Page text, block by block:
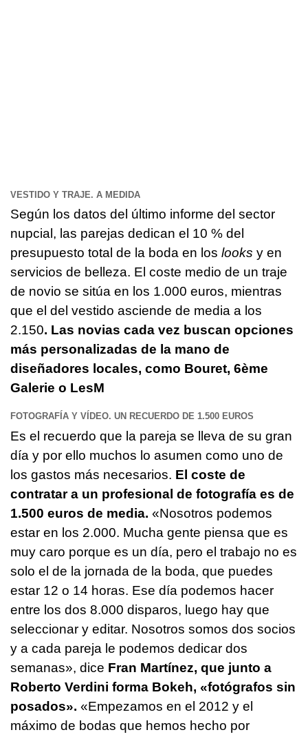
VESTIDO Y TRAJE. A MEDIDA
Según los datos del último informe del sector
nupcial, las parejas dedican el 10 % del
presupuesto total de la boda en los looks y en
servicios de belleza. El coste medio de un traje
de novio se sitúa en los 1.000 euros, mientras
que el del vestido asciende de media a los
2.150. Las novias cada vez buscan opciones
más personalizadas de la mano de
diseñadores locales, como Bouret, 6ème
Galerie o LesM
FOTOGRAFÍA Y VÍDEO. UN RECUERDO DE 1.500 EUROS
Es el recuerdo que la pareja se lleva de su gran
día y por ello muchos lo asumen como uno de
los gastos más necesarios. El coste de
contratar a un profesional de fotografía es de
1.500 euros de media. «Nosotros podemos
estar en los 2.000. Mucha gente piensa que es
muy caro porque es un día, pero el trabajo no es
solo el de la jornada de la boda, que puedes
estar 12 o 14 horas. Ese día podemos hacer
entre los dos 8.000 disparos, luego hay que
seleccionar y editar. Nosotros somos dos socios
y a cada pareja le podemos dedicar dos
semanas», dice Fran Martínez, que junto a
Roberto Verdini forma Bokeh, «fotógrafos sin
posados». «Empezamos en el 2012 y el
máximo de bodas que hemos hecho por